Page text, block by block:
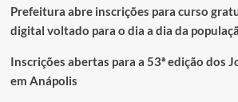
Prefeitura abre inscrições para curso
digital voltado para o dia a dia da
Inscrições abertas para a 53ª edição dos
em Anápolis